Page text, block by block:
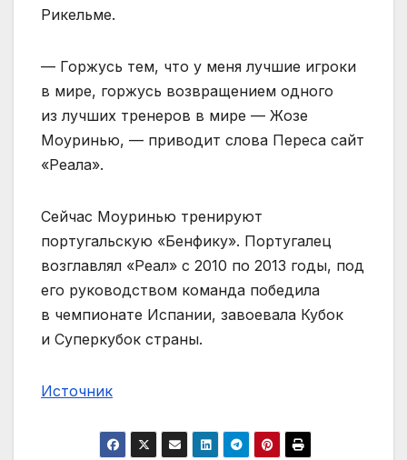
Рикельме.
— Горжусь тем, что у меня лучшие игроки
в мире, горжусь возвращением одного
из лучших тренеров в мире — Жозе
Моуринью, — приводит слова Переса сайт
«Реала».
Сейчас Моуринью тренируют
португальскую «Бенфику». Португалец
возглавлял «Реал» с 2010 по 2013 годы, под
его руководством команда победила
в чемпионате Испании, завоевала Кубок
и Суперкубок страны.
Источник